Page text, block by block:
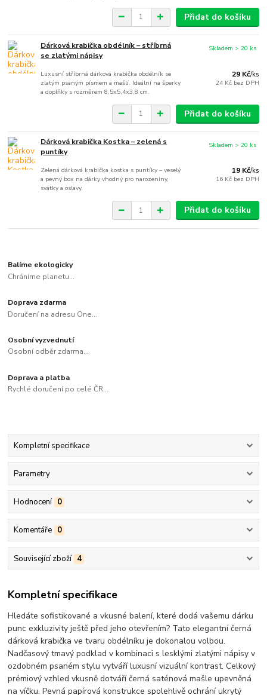
Přidat do košíku
Dárková krabička obdélník – stříbrná
se zlatými nápisy
Luxusní stříbrná dárková krabička obdélník se
zlatým psaným písmem a mašlí. Ideální na šperky
a doplňky s rozměrem 8,5x5,4x3,8 cm.
29 Kč/ks
24 Kč bez DPH
Skladem > 20 ks
Přidat do košíku
Dárková krabička Kostka – zelená s
puntíky
Zelená dárková krabička kostka s puntíky – veselý
a pevný box na dárky vhodný pro narozeniny,
svátky a oslavy.
19 Kč/ks
16 Kč bez DPH
Skladem > 20 ks
Přidat do košíku
Balíme ekologicky
Chráníme planetu...
Doprava zdarma
Doručení na adresu One...
Osobní vyzvednutí
Osobní odběr zdarma...
Doprava a platba
Rychlé doručení po celé ČR...
Kompletní specifikace
Parametry
Hodnocení 0
Komentáře 0
Související zboží 4
Kompletní specifikace
Hledáte sofistikované a vkusné balení, které dodá vašemu dárku
punc exkluzivity ještě před jeho otevřením? Tato elegantní černá
dárková krabička ve tvaru obdélníku je dokonalou volbou.
Nadčasový tmavý podklad v kombinaci s lesklými zlatými nápisy v
ozdobném psaném stylu vytváří luxusní vizuální kontrast. Celkový
prémiový vzhled vkusně dotváří černá saténová mašle upevněná
na víčku. Pevná papírová konstrukce spolehlivě ochrání ukrytý